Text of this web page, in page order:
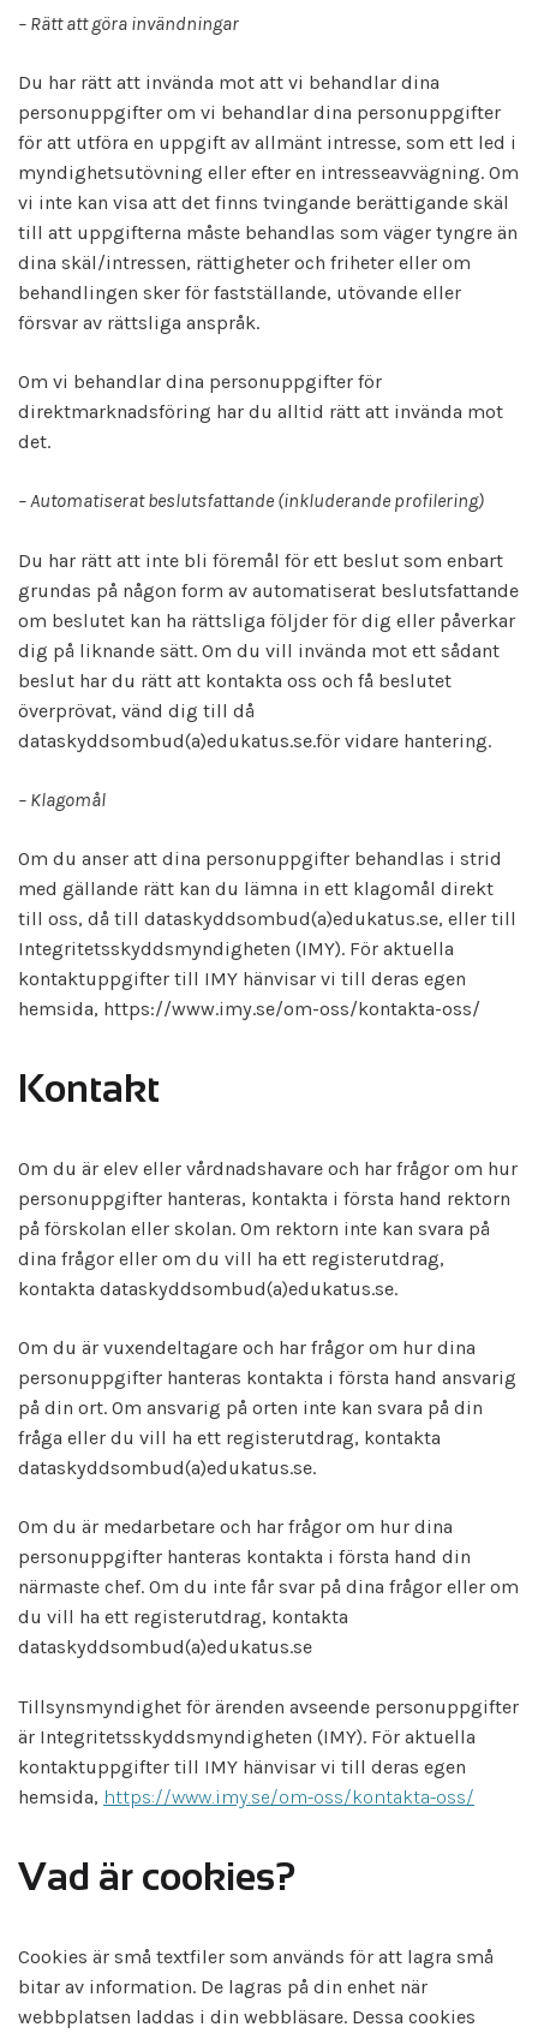
– Rätt att göra invändningar
Du har rätt att invända mot att vi behandlar dina
personuppgifter om vi behandlar dina personuppgifter
för att utföra en uppgift av allmänt intresse, som ett led i
myndighetsutövning eller efter en intresseavvägning. Om
vi inte kan visa att det finns tvingande berättigande skäl
till att uppgifterna måste behandlas som väger tyngre än
dina skäl/intressen, rättigheter och friheter eller om
behandlingen sker för fastställande, utövande eller
försvar av rättsliga anspråk.
Om vi behandlar dina personuppgifter för
direktmarknadsföring har du alltid rätt att invända mot
det.
– Automatiserat beslutsfattande (inkluderande profilering)
Du har rätt att inte bli föremål för ett beslut som enbart
grundas på någon form av automatiserat beslutsfattande
om beslutet kan ha rättsliga följder för dig eller påverkar
dig på liknande sätt. Om du vill invända mot ett sådant
beslut har du rätt att kontakta oss och få beslutet
överprövat, vänd dig till då
dataskyddsombud(a)edukatus.se.för vidare hantering.
– Klagomål
Om du anser att dina personuppgifter behandlas i strid
med gällande rätt kan du lämna in ett klagomål direkt
till oss, då till dataskyddsombud(a)edukatus.se, eller till
Integritetsskyddsmyndigheten (IMY). För aktuella
kontaktuppgifter till IMY hänvisar vi till deras egen
hemsida, https://www.imy.se/om-oss/kontakta-oss/
Kontakt
Om du är elev eller vårdnadshavare och har frågor om hur
personuppgifter hanteras, kontakta i första hand rektorn
på förskolan eller skolan. Om rektorn inte kan svara på
dina frågor eller om du vill ha ett registerutdrag,
kontakta dataskyddsombud(a)edukatus.se.
Om du är vuxendeltagare och har frågor om hur dina
personuppgifter hanteras kontakta i första hand ansvarig
på din ort. Om ansvarig på orten inte kan svara på din
fråga eller du vill ha ett registerutdrag, kontakta
dataskyddsombud(a)edukatus.se.
Om du är medarbetare och har frågor om hur dina
personuppgifter hanteras kontakta i första hand din
närmaste chef. Om du inte får svar på dina frågor eller om
du vill ha ett registerutdrag, kontakta
dataskyddsombud(a)edukatus.se
Tillsynsmyndighet för ärenden avseende personuppgifter
är Integritetsskyddsmyndigheten (IMY). För aktuella
kontaktuppgifter till IMY hänvisar vi till deras egen
hemsida, https://www.imy.se/om-oss/kontakta-oss/
Vad är cookies?
Cookies är små textfiler som används för att lagra små
bitar av information. De lagras på din enhet när
webbplatsen laddas i din webbläsare. Dessa cookies